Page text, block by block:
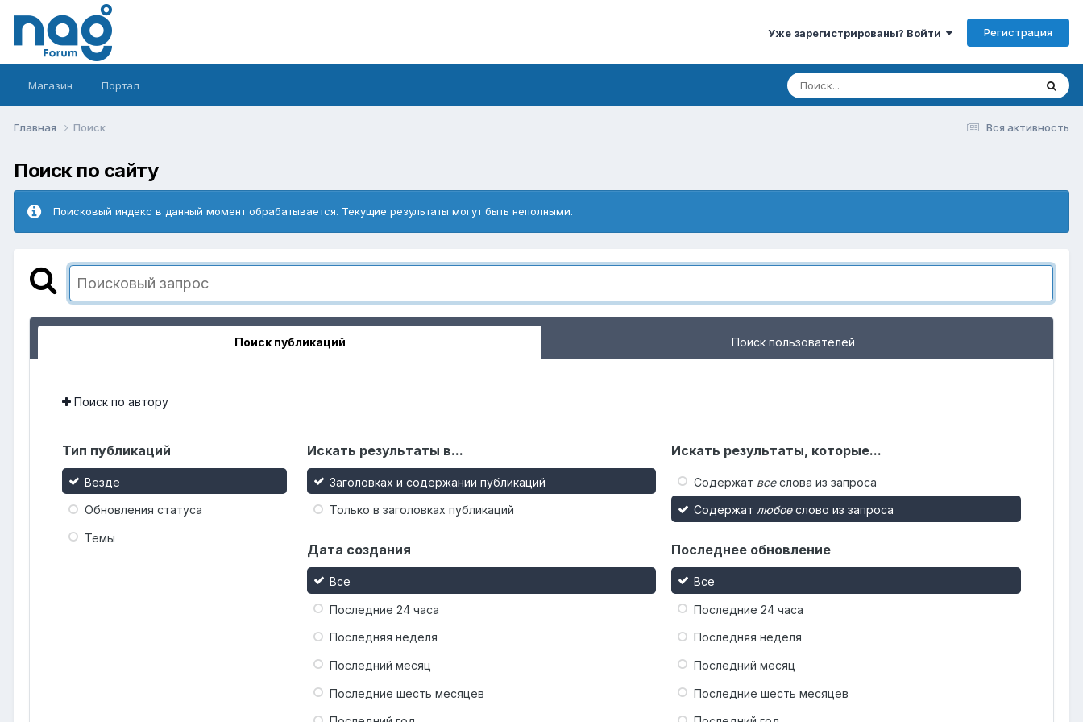
Уже зарегистрированы? Войти Регистрация
Магазин Портал
Вся активность
Главная Поиск
Поиск по сайту
Поисковый индекс в данный момент обрабатывается. Текущие результаты могут быть неполными.
Поиск публикаций Поиск пользователей
Поиск по автору
Тип публикаций
Везде
Обновления статуса
Темы
Искать результаты в...
Заголовках и содержании публикаций
Только в заголовках публикаций
Искать результаты, которые...
Содержат всеслова из запроса
Содержат любоеслово из запроса
Дата создания
Все
Последние 24 часа
Последняя неделя
Последний месяц
Последние шесть месяцев
Последнее обновление
Все
Последние 24 часа
Последняя неделя
Последний месяц
Последние шесть месяцев